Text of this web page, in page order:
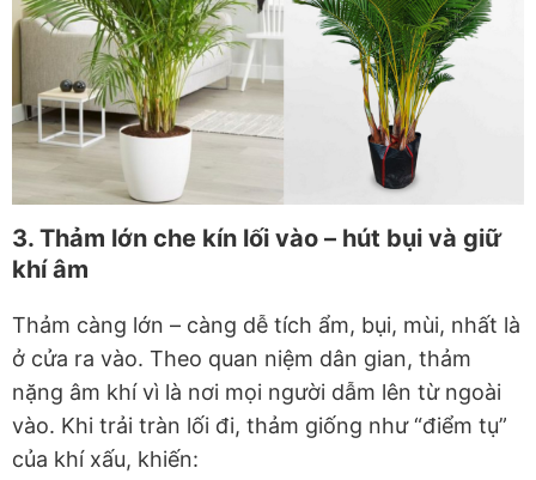
3. Thảm lớn che kín lối vào – hút bụi và giữ
khí âm
Thảm càng lớn – càng dễ tích ẩm, bụi, mùi, nhất là
ở cửa ra vào. Theo quan niệm dân gian, thảm
nặng âm khívì là nơi mọi người dẫm lên từ ngoài
vào. Khi trải tràn lối đi, thảm giống như“điểm tụ”
của khí xấu, khiến: